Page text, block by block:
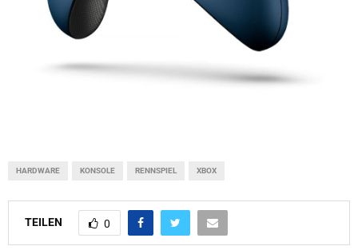
HARDWARE KONSOLE RENNSPIEL XBOX
TEILEN 0